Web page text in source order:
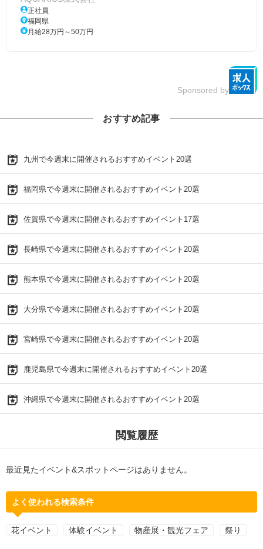
正社員
福岡県
月給28万円～50万円
Sponsored by
おすすめ記事
九州で今週末に開催されるおすすめイベント20選
福岡県で今週末に開催されるおすすめイベント20選
佐賀県で今週末に開催されるおすすめイベント17選
長崎県で今週末に開催されるおすすめイベント20選
熊本県で今週末に開催されるおすすめイベント20選
大分県で今週末に開催されるおすすめイベント20選
宮崎県で今週末に開催されるおすすめイベント20選
鹿児島県で今週末に開催されるおすすめイベント20選
沖縄県で今週末に開催されるおすすめイベント20選
閲覧履歴
最近見たイベント&スポットページはありません。
よく使われる検索条件
花イベント 体験イベント 物産展・観光フェア 祭り